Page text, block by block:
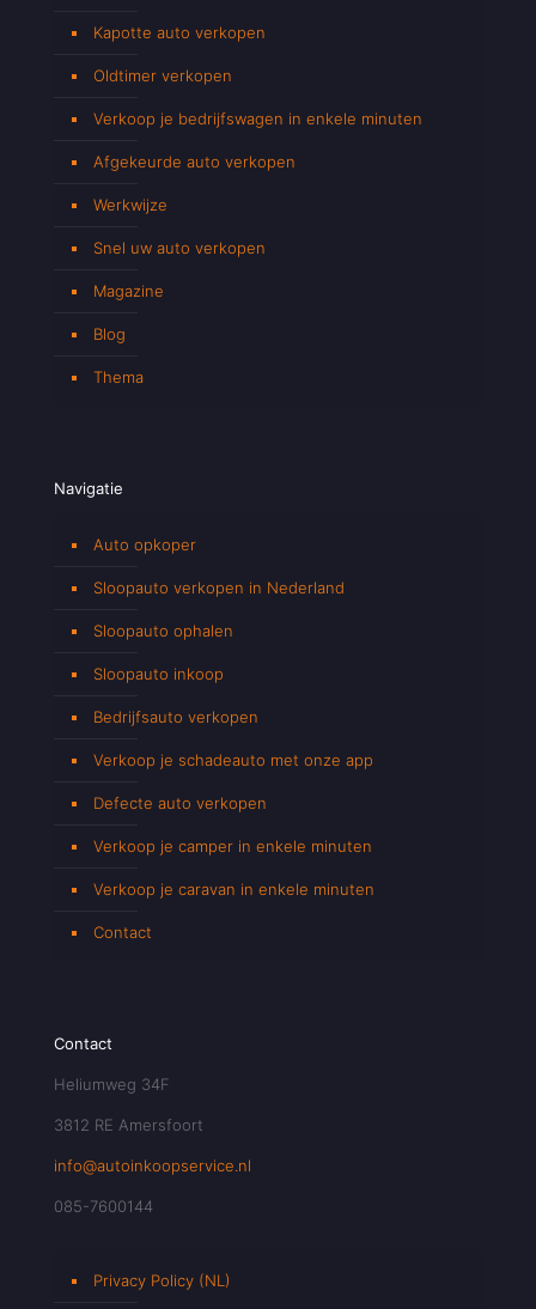
Kapotte auto verkopen
Oldtimer verkopen
Verkoop je bedrijfswagen in enkele minuten
Afgekeurde auto verkopen
Werkwijze
Snel uw auto verkopen
Magazine
Blog
Thema
Navigatie
Auto opkoper
Sloopauto verkopen in Nederland
Sloopauto ophalen
Sloopauto inkoop
Bedrijfsauto verkopen
Verkoop je schadeauto met onze app
Defecte auto verkopen
Verkoop je camper in enkele minuten
Verkoop je caravan in enkele minuten
Contact
Contact
Heliumweg 34F
3812 RE Amersfoort
info@autoinkoopservice.nl
085-7600144
Privacy Policy (NL)